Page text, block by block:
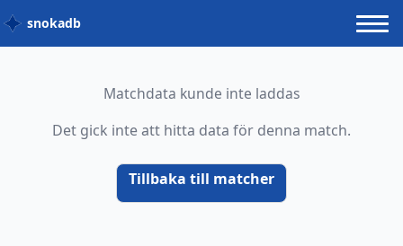
snokadb
Matchdata kunde inte laddas
Det gick inte att hitta data för denna match.
Tillbaka till matcher